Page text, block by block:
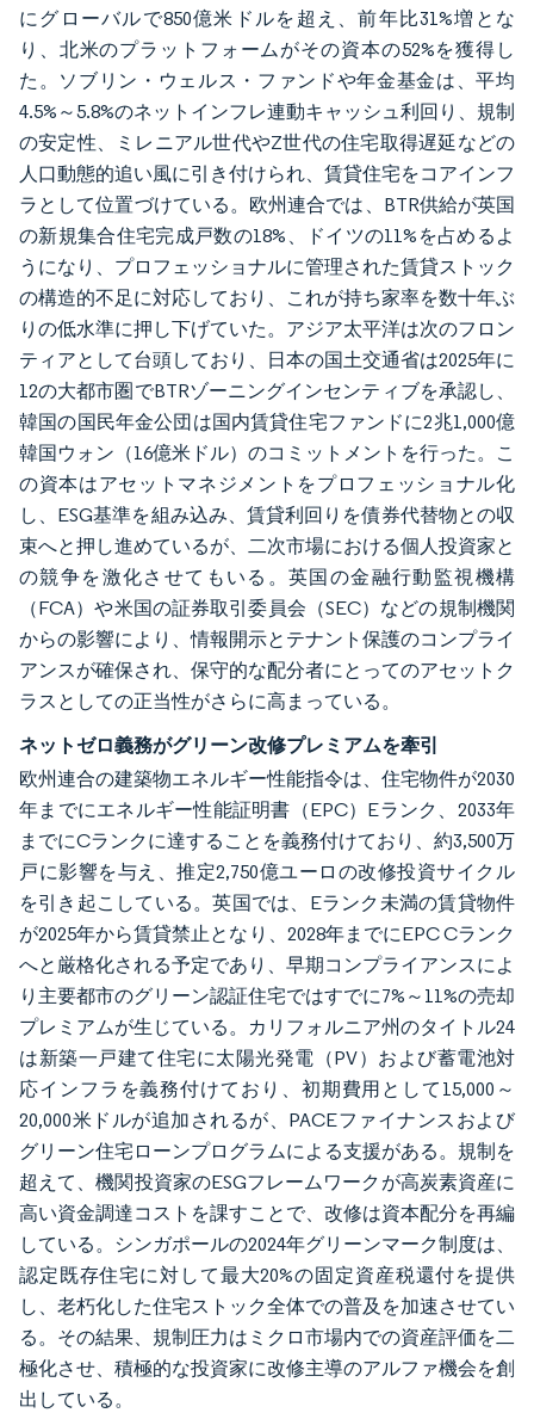
にグローバルで850億米ドルを超え、前年比31%増とな
り、北米のプラットフォームがその資本の52%を獲得し
た。ソブリン・ウェルス・ファンドや年金基金は、平均
4.5%～5.8%のネットインフレ連動キャッシュ利回り、規制
の安定性、ミレニアル世代やZ世代の住宅取得遅延などの
人口動態的追い風に引き付けられ、賃貸住宅をコアインフ
ラとして位置づけている。欧州連合では、BTR供給が英国
の新規集合住宅完成戸数の18%、ドイツの11%を占めるよ
うになり、プロフェッショナルに管理された賃貸ストック
の構造的不足に対応しており、これが持ち家率を数十年ぶ
りの低水準に押し下げていた。アジア太平洋は次のフロン
ティアとして台頭しており、日本の国土交通省は2025年に
12の大都市圏でBTRゾーニングインセンティブを承認し、
韓国の国民年金公団は国内賃貸住宅ファンドに2兆1,000億
韓国ウォン（16億米ドル）のコミットメントを行った。こ
の資本はアセットマネジメントをプロフェッショナル化
し、ESG基準を組み込み、賃貸利回りを債券代替物との収
束へと押し進めているが、二次市場における個人投資家と
の競争を激化させてもいる。英国の金融行動監視機構
（FCA）や米国の証券取引委員会（SEC）などの規制機関
からの影響により、情報開示とテナント保護のコンプライ
アンスが確保され、保守的な配分者にとってのアセットク
ラスとしての正当性がさらに高まっている。
ネットゼロ義務がグリーン改修プレミアムを牽引
欧州連合の建築物エネルギー性能指令は、住宅物件が2030
年までにエネルギー性能証明書（EPC）Eランク、2033年
までにCランクに達することを義務付けており、約3,500万
戸に影響を与え、推定2,750億ユーロの改修投資サイクル
を引き起こしている。英国では、Eランク未満の賃貸物件
が2025年から賃貸禁止となり、2028年までにEPC Cランク
へと厳格化される予定であり、早期コンプライアンスによ
り主要都市のグリーン認証住宅ではすでに7%～11%の売却
プレミアムが生じている。カリフォルニア州のタイトル24
は新築一戸建て住宅に太陽光発電（PV）および蓄電池対
応インフラを義務付けており、初期費用として15,000～
20,000米ドルが追加されるが、PACEファイナンスおよび
グリーン住宅ローンプログラムによる支援がある。規制を
超えて、機関投資家のESGフレームワークが高炭素資産に
高い資金調達コストを課すことで、改修は資本配分を再編
している。シンガポールの2024年グリーンマーク制度は、
認定既存住宅に対して最大20%の固定資産税還付を提供
し、老朽化した住宅ストック全体での普及を加速させてい
る。その結果、規制圧力はミクロ市場内での資産評価を二
極化させ、積極的な投資家に改修主導のアルファ機会を創
出している。